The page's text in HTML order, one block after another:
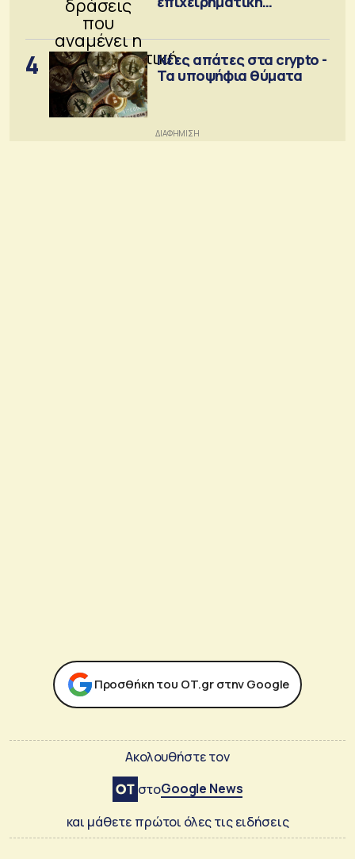
4
Νέες απάτες στα crypto -
Τα υποψήφια θύματα
Προσθήκη του ΟΤ.gr στην Google
Ακολουθήστε τον
στοGoogle News
και μάθετε πρώτοι όλες τις ειδήσεις